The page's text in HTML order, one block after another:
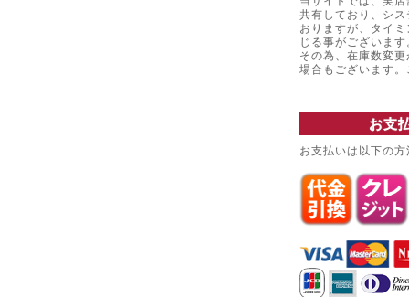
共有しており、シ
おりますが、タイ
じる事がございます
その為、在庫数変
場合もございます
お支
お支払いは以下の